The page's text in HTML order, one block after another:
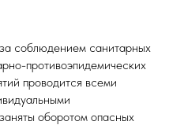
соблюдением санитарных
противоэпидемических
проводится всеми
оборотом опасных